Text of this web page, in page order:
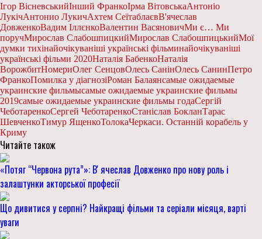
Ігор ВісневськийІнший ФранкоІрма ВітовськаАнтоніо
ЛукічАнтонио ЛукичАхтем СеїтаблаєвВ'ячеслав
ДовженкоВадим ІллєнкоВалентин ВасяновичМи є… Ми
поручМирослав СлабошпицкийМирослав СлабошпицькийМої
думки тихінайочікуваніші українські фільминайочікуваніші
українські фільми 2020Наталія БабенкоНаталія
ВорожбитНомериОлег СенцовОлесь СанінОлесь СанинПетро
ФранкоПомилка у діагнозіРоман Балаянсамые ожидаемые
украинские фильмысамые ожидаемые украинские фильмы
2019самые ожидаемые украинские фильмы годаСергій
ЧеботаренкоСергей ЧеботаренкоСтаніслав БокланТарас
ШевченкоТимур ЯщенкоТолокаЧеркаси. Останній корабель у
Криму
Читайте також
«Потяг “Червона рута”»: Вʼячеслав Довженко про нову роль і
залаштунки акторської професії
Що дивитися у серпні? Найкращі фільми та серіали місяця, варті
уваги